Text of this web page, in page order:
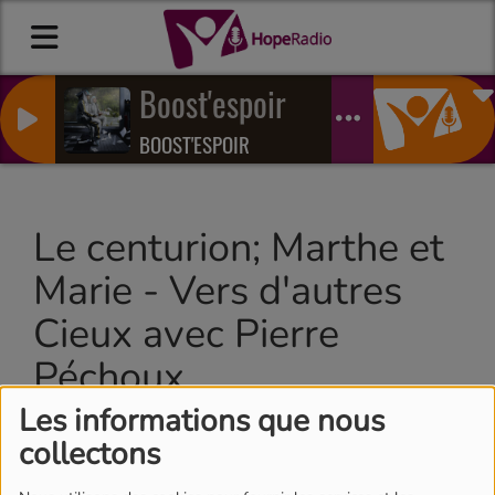
Les informations que nous
collectons
Boost'espoir
BOOST'ESPOIR
Le centurion; Marthe et
Marie - Vers d'autres
Cieux avec Pierre
Péchoux